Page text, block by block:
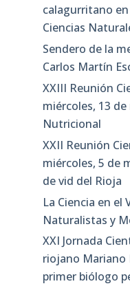
calagurritano
Ciencias
Sendero de la
Carlos Martín
XXIII Reunión
miércoles, 13
Nutricional
XXII Reunión
miércoles, 5 de
de vid del Rioja
La Ciencia en el
Naturalistas y
XXI Jornada
riojano Mariano
primer biólogo